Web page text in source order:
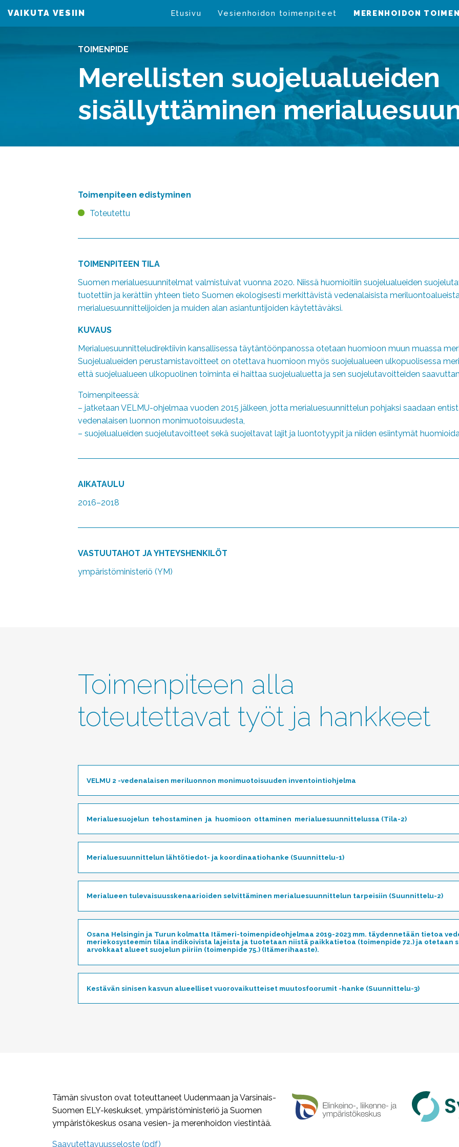
VAIKUTA VESIIN Etusivu Vesienhoidon toimenpiteet MERENHOIDON
TOIMENPIDE
Merellisten suojelualueiden
sisällyttäminen
Toimenpiteen edistyminen
Toteutettu
TOIMENPITEEN TILA
Suomen merialuesuunnitelmat valmistuivat vuonna 2020. Niissä huomioitiin suojelualueiden
tuotettiin ja kerättiin yhteen tieto Suomen ekologisesti merkittävistä vedenalaisista
merialuesuunnittelijoiden ja muiden alan asiantuntijoiden käytettäväksi.
KUVAUS
Merialuesuunnitteludirektiivin kansallisessa täytäntöönpanossa otetaan huomioon muun muassa
Suojelualueiden perustamistavoitteet on otettava huomioon myös suojelualueen ulkopuolisessa
että suojelualueen ulkopuolinen toiminta ei haittaa suojelualuetta ja sen suojelutavoitteiden
Toimenpiteessä:
– jatketaan VELMU-ohjelmaa vuoden 2015 jälkeen, jotta merialuesuunnittelun pohjaksi saadaan
vedenalaisen luonnon monimuotoisuudesta,
– suojelualueiden suojelutavoitteet sekä suojeltavat lajit ja luontotyypit ja niiden esiintymät
AIKATAULU
2016–2018
VASTUUTAHOT JA YHTEYSHENKILÖT
ympäristöministeriö (YM)
Toimenpiteen alla
toteutettavat työt ja hankkeet
VELMU 2 -vedenalaisen meriluonnon monimuotoisuuden inventointiohjelma
Merialuesuojelun tehostaminen ja huomioon ottaminen merialuesuunnittelussa (Tila-2)
Merialuesuunnittelun lähtötiedot- ja koordinaatiohanke (Suunnittelu-1)
Merialueen tulevaisuusskenaarioiden selvittäminen merialuesuunnittelun tarpeisiin (Suunnittelu-2)
Osana Helsingin ja Turun kolmatta Itämeri-toimenpideohjelmaa 2019-2023 mm. täydennetään tietoa
meriekosysteemin tilaa indikoivista lajeista ja tuotetaan niistä paikkatietoa (toimenpide 72.) ja otetaan
arvokkaat alueet suojelun piiriin (toimenpide 75.) (Itämerihaaste).
Kestävän sinisen kasvun alueelliset vuorovaikutteiset muutosfoorumit -hanke (Suunnittelu-3)
Tämän sivuston ovat toteuttaneet Uudenmaan ja Varsinais-
Suomen ELY-keskukset, ympäristöministeriö ja Suomen
ympäristökeskus osana vesien- ja merenhoidon viestintää.
Saavutettavuusseloste (pdf)